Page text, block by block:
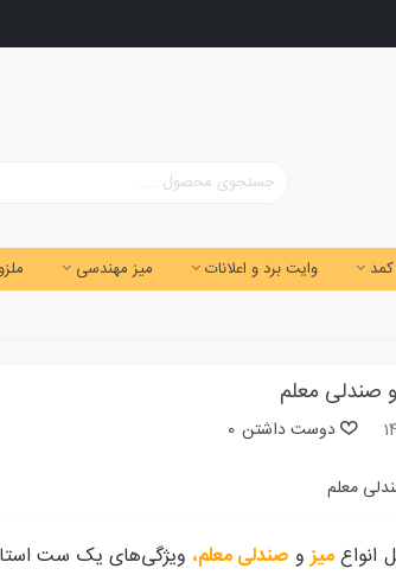
وایت برد و اعلانات میز مهندسی
صندلی معلم
دوست داشتن 0
انواعمیزو صندلی معلم، ویژگی‌های یک ست